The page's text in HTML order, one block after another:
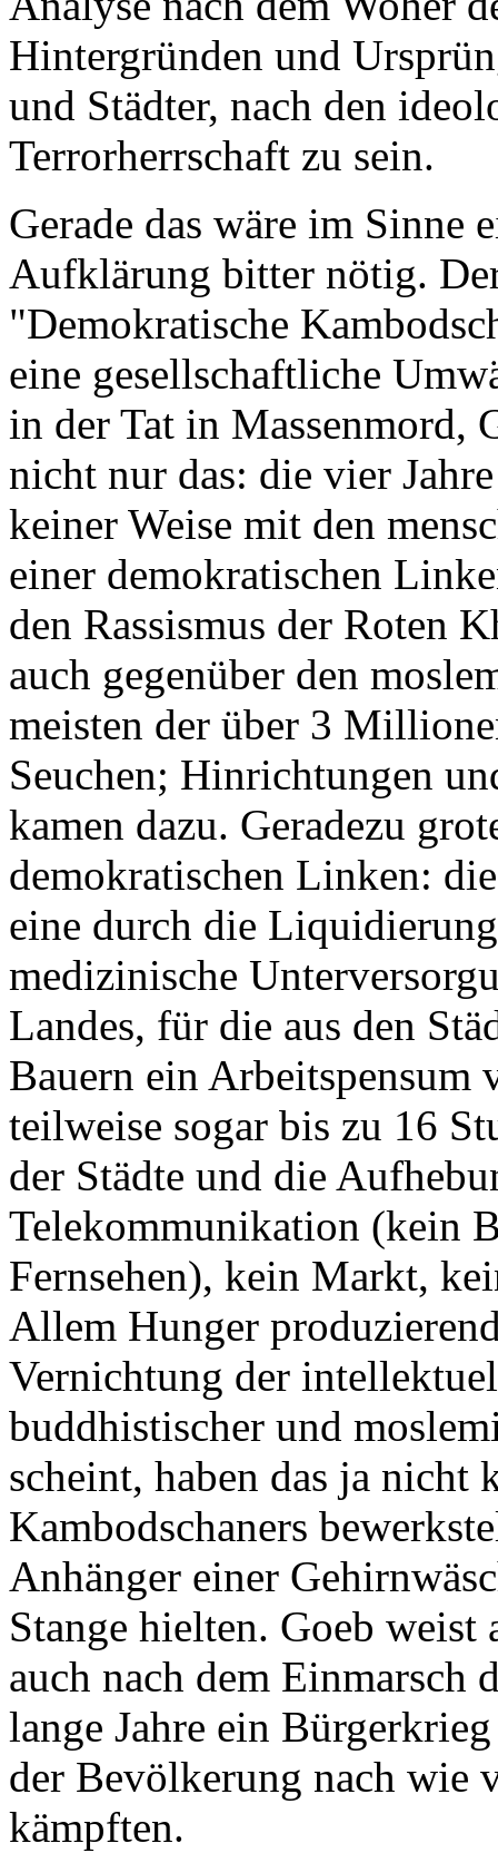
Hintergründen und
und Städter, nach den
Terrorherrschaft zu sein.
Gerade das wäre im Sinne
Aufklärung bitter nötig.
"Demokratische
eine gesellschaftliche
in der Tat in Massenmord,
nicht nur das: die vier
keiner Weise mit den
einer demokratischen
den Rassismus der Roten
auch gegenüber den
meisten der über 3
Seuchen; Hinrichtungen
kamen dazu. Geradezu
demokratischen Linken:
eine durch die
medizinische
Landes, für die aus den
Bauern ein
teilweise sogar bis zu 16
der Städte und die
Telekommunikation (kein
Fernsehen), kein Markt,
Allem Hunger
Vernichtung der
buddhistischer und
scheint, haben das ja
Kambodschaners
Anhänger einer
Stange hielten. Goeb
auch nach dem Einmarsch
lange Jahre ein
der Bevölkerung nach wie
kämpften.